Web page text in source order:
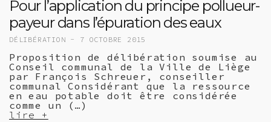
Pour l’application du principe pollueur-
payeur dans l’épuration des eaux
DÉLIBÉRATION - 7 OCTOBRE 2015
Proposition de délibération soumise au
Conseil communal de la Ville de Liège
par François Schreuer, conseiller
communal Considérant que la ressource
en eau potable doit être considérée
comme un (…)
lire +